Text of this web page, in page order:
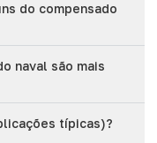
do compensado
naval são mais
típicas)?